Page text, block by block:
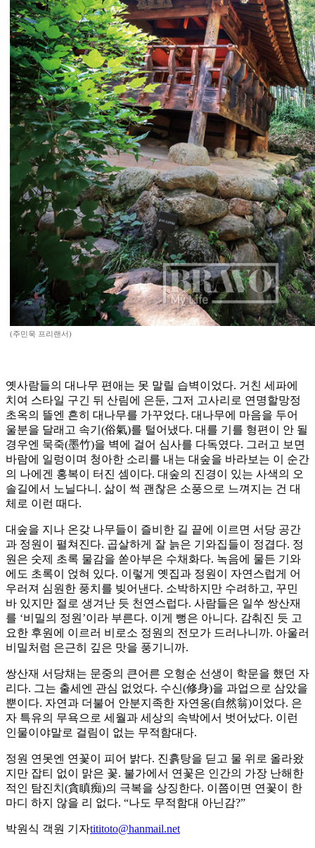
(주민욱 프리랜서)
옛사람들의 대나무 편애는 못 말릴 습벽이었다. 거친 세파에
치여 스타일 구긴 뒤 산림에 은둔, 그저 고사리로 연명할망정
초옥의 뜰엔 흔히 대나무를 가꾸었다. 대나무에 마음을 두어
울분을 달래고 속기(俗氣)를 털어냈다. 대를 기를 형편이 안 될
경우엔 묵죽(墨竹)을 벽에 걸어 심사를 다독였다. 그러고 보면
바람에 일렁이며 청아한 소리를 내는 대숲을 바라보는 이 순간
의 나에겐 홍복이 터진 셈이다. 대숲의 진경이 있는 사색의 오
솔길에서 노닐다니. 삶이 썩 괜찮은 소풍으로 느껴지는 건 대
체로 이런 때다.
대숲을 지나 온갖 나무들이 즐비한 길 끝에 이르면 서당 공간
과 정원이 펼쳐진다. 곱살하게 잘 늙은 기와집들이 정겹다. 정
원은 숫제 초록 물감을 쏟아부은 수채화다. 녹음에 물든 기와
에도 초록이 얹혀 있다. 이렇게 옛집과 정원이 자연스럽게 어
우러져 심원한 풍치를 빚어낸다. 소박하지만 수려하고, 꾸민
바 있지만 절로 생겨난 듯 천연스럽다. 사람들은 일쑤 쌍산재
를 ‘비밀의 정원’이라 부른다. 이게 뻥은 아니다. 감춰진 듯 고
요한 후원에 이르러 비로소 정원의 전모가 드러나니까. 아울러
비밀처럼 은근히 깊은 맛을 풍기니까.
쌍산재 서당채는 문중의 큰어른 오형순 선생이 학문을 했던 자
리다. 그는 출세엔 관심 없었다. 수신(修身)을 과업으로 삼았을
뿐이다. 자연과 더불어 안분지족한 자연옹(自然翁)이었다. 은
자 특유의 무욕으로 세월과 세상의 속박에서 벗어났다. 이런
인물이야말로 걸림이 없는 무적함대다.
정원 연못엔 연꽃이 피어 밝다. 진흙탕을 딛고 물 위로 올라왔
지만 잡티 없이 맑은 꽃. 불가에서 연꽃은 인간의 가장 난해한
적인 탐진치(貪瞋痴)의 극복을 상징한다. 이쯤이면 연꽃이 한
마디 하지 않을 리 없다. “나도 무적함대 아닌감?”
박원식 객원 기자tititoto@hanmail.net